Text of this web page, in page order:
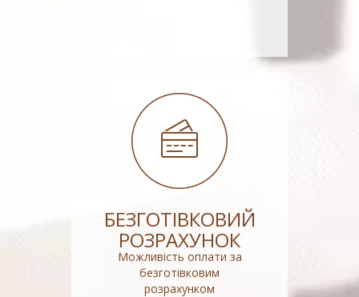
БЕЗГОТІВКОВИЙ
РОЗРАХУНОК
Можливість оплати за
безготівковим
розрахунком